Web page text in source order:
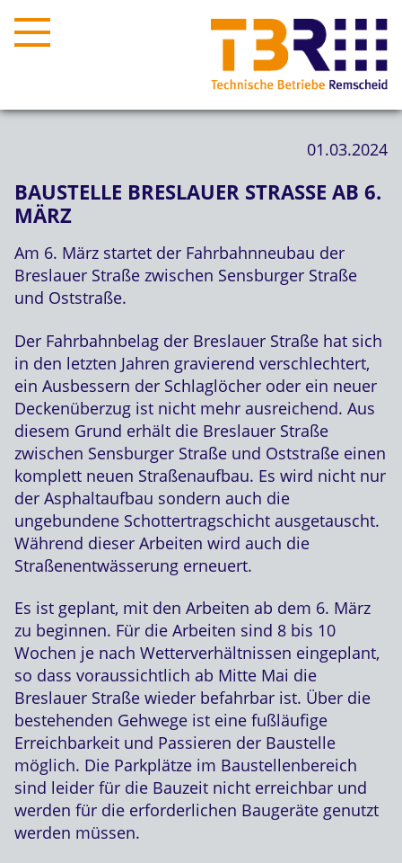
01.03.2024
BAUSTELLE BRESLAUER STRASSE AB 6. M
ÄRZ
Am 6. März startet der Fahrbahnneubau der
Breslauer Straße zwischen Sensburger Straße
und Oststraße.
Der Fahrbahnbelag der Breslauer Straße hat sich
in den letzten Jahren gravierend verschlechtert,
ein Ausbessern der Schlaglöcher oder ein neuer
Deckenüberzug ist nicht mehr ausreichend. Aus
diesem Grund erhält die Breslauer Straße
zwischen Sensburger Straße und Oststraße einen
komplett neuen Straßenaufbau. Es wird nicht nur
der Asphaltaufbau sondern auch die
ungebundene Schottertragschicht ausgetauscht.
Während dieser Arbeiten wird auch die
Straßenentwässerung erneuert.
Es ist geplant, mit den Arbeiten ab dem 6. März
zu beginnen. Für die Arbeiten sind 8 bis 10
Wochen je nach Wetterverhältnissen eingeplant,
so dass voraussichtlich ab Mitte Mai die
Breslauer Straße wieder befahrbar ist. Über die
bestehenden Gehwege ist eine fußläufige
Erreichbarkeit und Passieren der Baustelle
möglich. Die Parkplätze im Baustellenbereich
sind leider für die Bauzeit nicht erreichbar und
werden für die erforderlichen Baugeräte genutzt
werden müssen.